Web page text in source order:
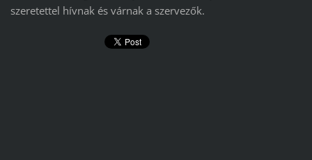
szeretettel hívnak és várnak a szervezők.